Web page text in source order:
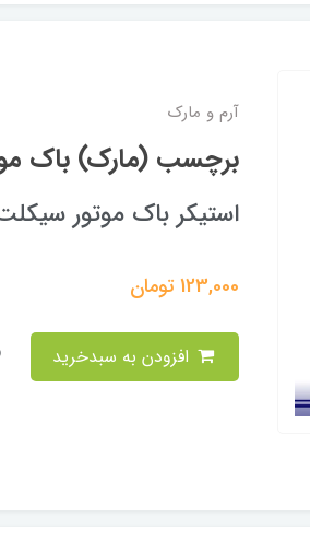
آرم و مارک
برچسب (مارک) باک
استیکر باک موتور
123,000تومان